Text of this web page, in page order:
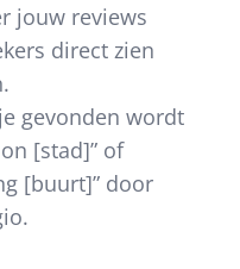
jouw reviews
direct zien
gevonden wordt
[stad]” of
[buurt]” door